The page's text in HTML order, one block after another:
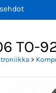
TO-
>